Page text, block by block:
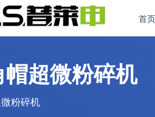
首页
帽超微粉碎机
粉碎机